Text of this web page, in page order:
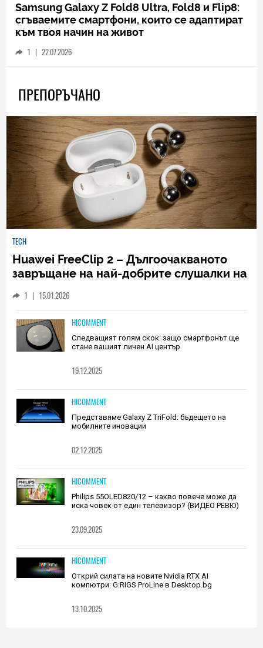
Samsung Galaxy Z Fold8 Ultra, Fold8 и Flip8:
сгъваемите смартфони, които се адаптират
към твоя начин на живот
1 | 22.07.2026
ПРЕПОРЪЧАНО
TECH
Huawei FreeClip 2 – Дългоочакваното
завръщане на най-добрите слушалки на
1 | 15.01.2026
HICOMMENT
Следващият голям скок: защо смартфонът ще
стане вашият личен AI център
19.12.2025
HICOMMENT
Представяме Galaxy Z TriFold: бъдещето на
мобилните иновации
02.12.2025
HICOMMENT
Philips 55OLED820/12 – какво повече може да
иска човек от един телевизор? (ВИДЕО РЕВЮ)
23.09.2025
HICOMMENT
Открий силата на новите Nvidia RTX AI
компютри: G:RIGS ProLine в Desktop.bg
13.10.2025